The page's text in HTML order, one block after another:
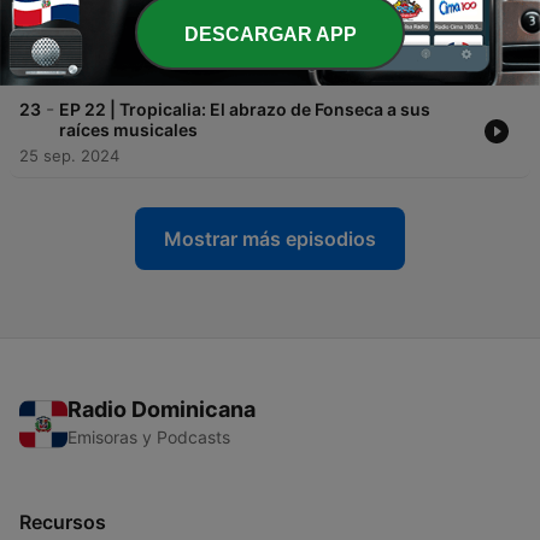
24 - EP 23 | Kany García se enfrenta a sus miedos más
profundos en ‘García’
09 oct. 2024
23 - EP 22 | Tropicalia: El abrazo de Fonseca a sus
raíces musicales
25 sep. 2024
Mostrar más episodios
Radio Dominicana
Emisoras y Podcasts
Recursos
DESCARGAR APP